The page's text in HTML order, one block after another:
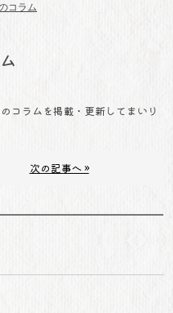
コラム
コラムを掲載・更新してまいり
次の記事へ »